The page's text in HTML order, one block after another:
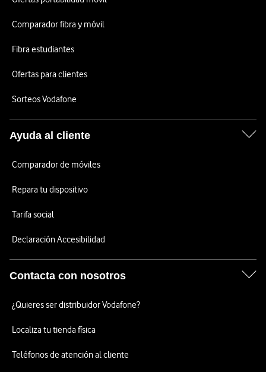
Comparador fibra y móvil
Fibra estudiantes
Ofertas para clientes
Sorteos Vodafone
Ayuda al cliente
Comparador de móviles
Repara tu dispositivo
Tarifa social
Declaración Accesibilidad
Contacta con nosotros
¿Quieres ser distribuidor Vodafone?
Localiza tu tienda física
Teléfonos de atención al cliente